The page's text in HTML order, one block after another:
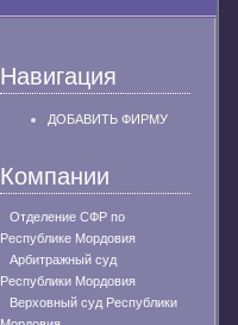
Навигация
ДОБАВИТЬ ФИРМУ
Компании
Отделение СФР по
Республике Мордовия
Арбитражный суд
Республики Мордовия
Верховный суд Республики